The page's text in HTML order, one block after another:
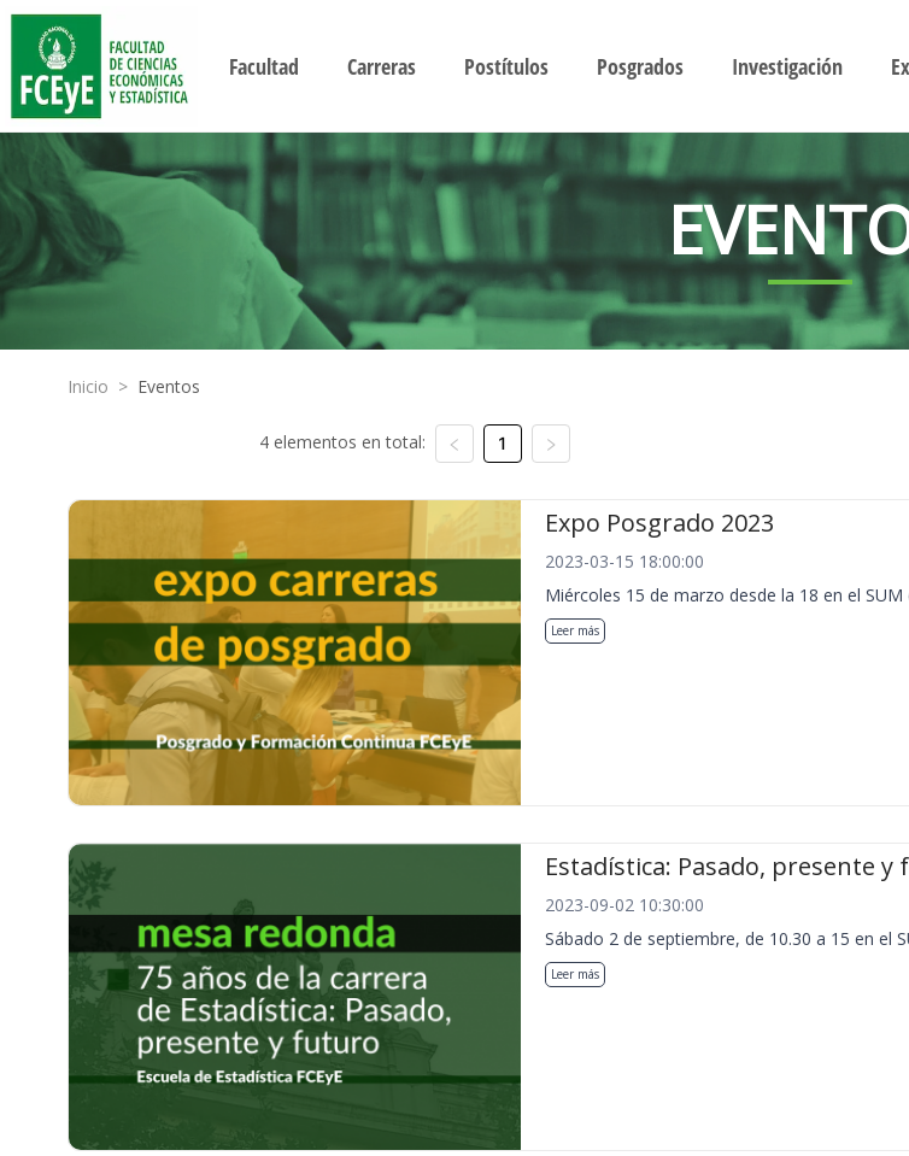
Facultad Carreras Postítulos Posgrados Investigación
Inicio > Eventos
4 elementos en total: 1
Expo Posgrado 2023
2023-03-15 18:00:00
Miércoles 15 de marzo desde la 18 en el SUM
Leer más
Estadística: Pasado, presente
2023-09-02 10:30:00
Sábado 2 de septiembre, de 10.30 a 15 en el
Leer más